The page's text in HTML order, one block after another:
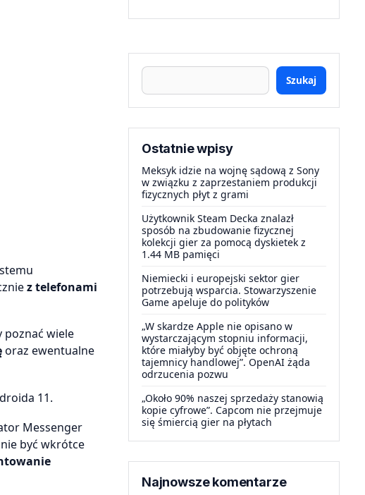
z telefonami
poznać wiele
oraz ewentualne
11.
Messenger
być wkrótce
Szukaj
Ostatnie wpisy
Meksyk idzie na wojnę sądową z Sony
w związku z zaprzestaniem produkcji
fizycznych płyt z grami
Użytkownik Steam Decka znalazł
sposób na zbudowanie fizycznej
kolekcji gier za pomocą dyskietek z
1.44 MB pamięci
Niemiecki i europejski sektor gier
potrzebują wsparcia. Stowarzyszenie
Game apeluje do polityków
„W skardze Apple nie opisano w
wystarczającym stopniu informacji,
które miałyby być objęte ochroną
tajemnicy handlowej”. OpenAI żąda
odrzucenia pozwu
„Około 90% naszej sprzedaży stanowią
kopie cyfrowe”. Capcom nie przejmuje
się śmiercią gier na płytach
Najnowsze komentarze